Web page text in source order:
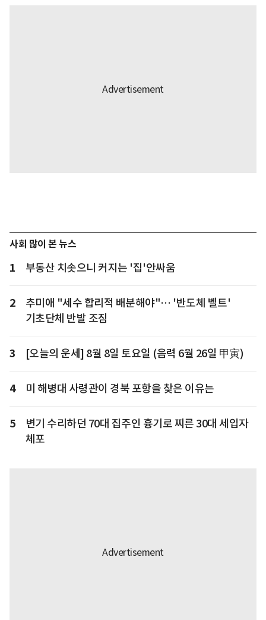
사회 많이 본 뉴스
1 부동산 치솟으니 커지는 '집'안싸움
2
추미애 "세수 합리적 배분해야"… '반도체 벨트'
기초단체 반발 조짐
3 [오늘의 운세] 8월 8일 토요일 (음력 6월 26일 甲寅)
4 미 해병대 사령관이 경북 포항을 찾은 이유는
5
변기 수리하던 70대 집주인 흉기로 찌른 30대 세입자
체포